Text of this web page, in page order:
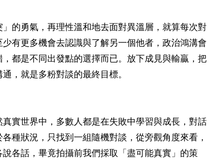
的勇氣，再理性溫和地去面對異溫層，就算每次對
有更多機會去認識與了解另一個他者，政治鴻溝會
都是不同出發點的選擇而已。放下成見與輸贏，把
，就是多粉對談的最終目標。
實世界中，多數人都是在失敗中學習與成長，對話
種狀況，只找到一組隨機對談，從旁觀角度來看，
各話，畢竟拍攝前我們採取「盡可能真實」的策